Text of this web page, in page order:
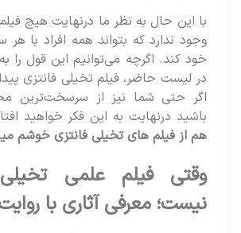
وجود ندارد که بتواند همه افراد با هر
خود کند. اگرچه می‌توانیم این قول را به
در لیست حاضر، فیلم تخیلی فانتزی پیدا
اگر حتی شما نیز از سرسخت‌ترین مخالفان
باشید درنهایت به این فکر خواهید افتاد که:
هم از فیلم های تخیلی فانتزی خوشم میاد؟»
وقتی فیلم علمی‌ تخیلی
نیست؛ معرفی آثاری با